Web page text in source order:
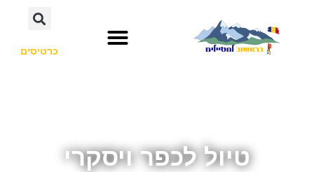
כרטיסים
טיול לכפר ויסקרי